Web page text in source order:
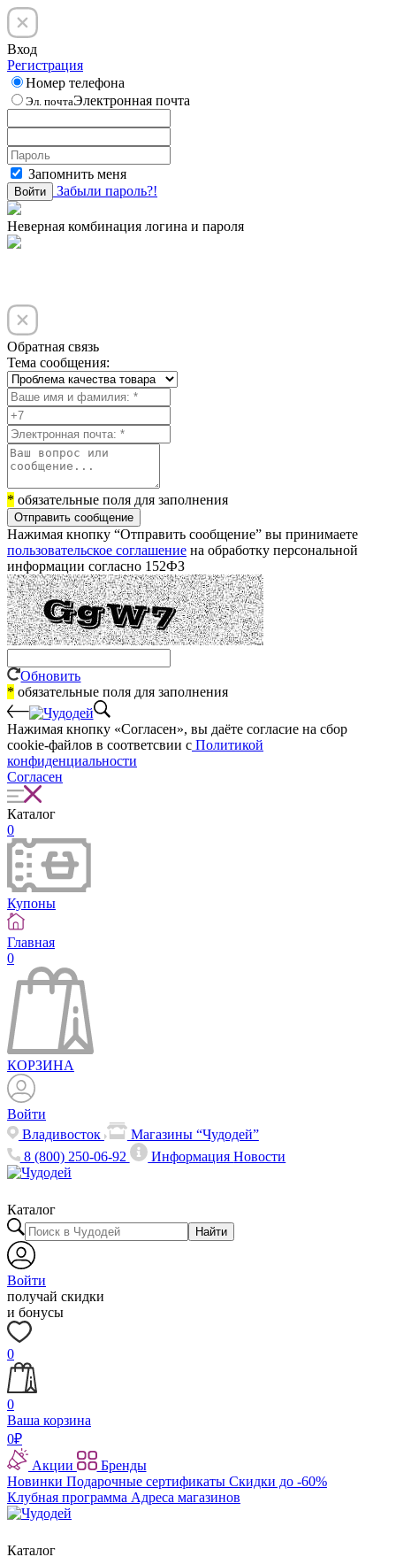
Вход
Регистрация
Номер телефона
Эл. почтаЭлектронная почта
Запомнить меня
Войти Забыли пароль?!
Неверная комбинация логина и пароля
Обратная связь
Тема сообщения:
* обязательные поля для заполнения
Отправить сообщение
Нажимая кнопку “Отправить сообщение” вы принимаете
пользовательское соглашение на обработку персональной
информации согласно 152ФЗ
Обновить
* обязательные поля для заполнения
Нажимая кнопку «Согласен», вы даёте cогласие на сбор
cookie-файлов в соответсвии с Политикой
конфиденциальности
Согласен
Каталог
0
Купоны
Главная
0
КОРЗИНА
Войти
Владивосток
Магазины “Чудодей”
8 (800) 250-06-92
ИнформацияНовости
Каталог
Найти
Войти
получай скидки
и бонусы
0
0
Ваша корзина
0₽
Акции
Бренды
Новинки Подарочные сертификаты Скидки до -60%
Клубная программа Адреса магазинов
Каталог